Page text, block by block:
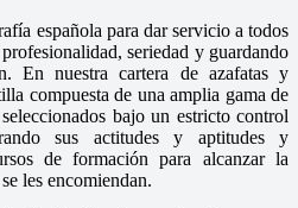
española para dar servicio a todos
seriedad y guardando
En nuestra cartera de azafatas y
compuesta de una amplia gama de
bajo un estricto control
sus actitudes y aptitudes y
de formación para alcanzar la
les encomiendan.